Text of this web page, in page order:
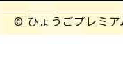
© ひょうごプレミ